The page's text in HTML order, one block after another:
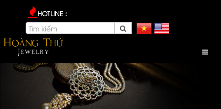
HOTLINE :